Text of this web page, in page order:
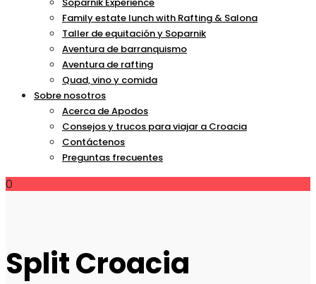
Family estate lunch with Rafting & Salona
Taller de equitación y Soparnik
Aventura de barranquismo
Aventura de rafting
Quad, vino y comida
Sobre nosotros
Acerca de Apodos
Consejos y trucos para viajar a Croacia
Contáctenos
Preguntas frecuentes
0
Split Croacia